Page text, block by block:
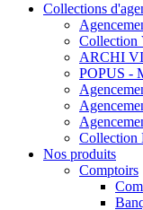
Collections
Collection
ARCHI
POPUS -
Collection
Nos produits
Comptoirs